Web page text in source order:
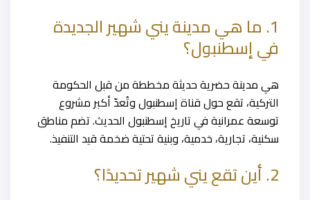
1. ما هي مدينة يني شهير الجديدة
في إسطنبول؟
هي مدينة حضرية حديثة مخططة من قبل الحكومة
التركية، تقع حول قناة إسطنبول وتُعدّ أكبر مشروع
توسعة عمرانية في تاريخ إسطنبول الحديث. تضم مناطق
سكنية، تجارية، خدمية، وبنية تحتية ضخمة قيد التنفيذ.
2. أين تقع يني شهير تحديدًا؟